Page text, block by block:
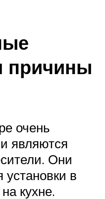
причины
очень
являются
Они
в
кухне.